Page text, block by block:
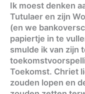
Ik moest denken
Tutulaer en zijn
(en we
papiertje in te
smulde ik van zijn
Toekomst. Chriet
zouden lopen en